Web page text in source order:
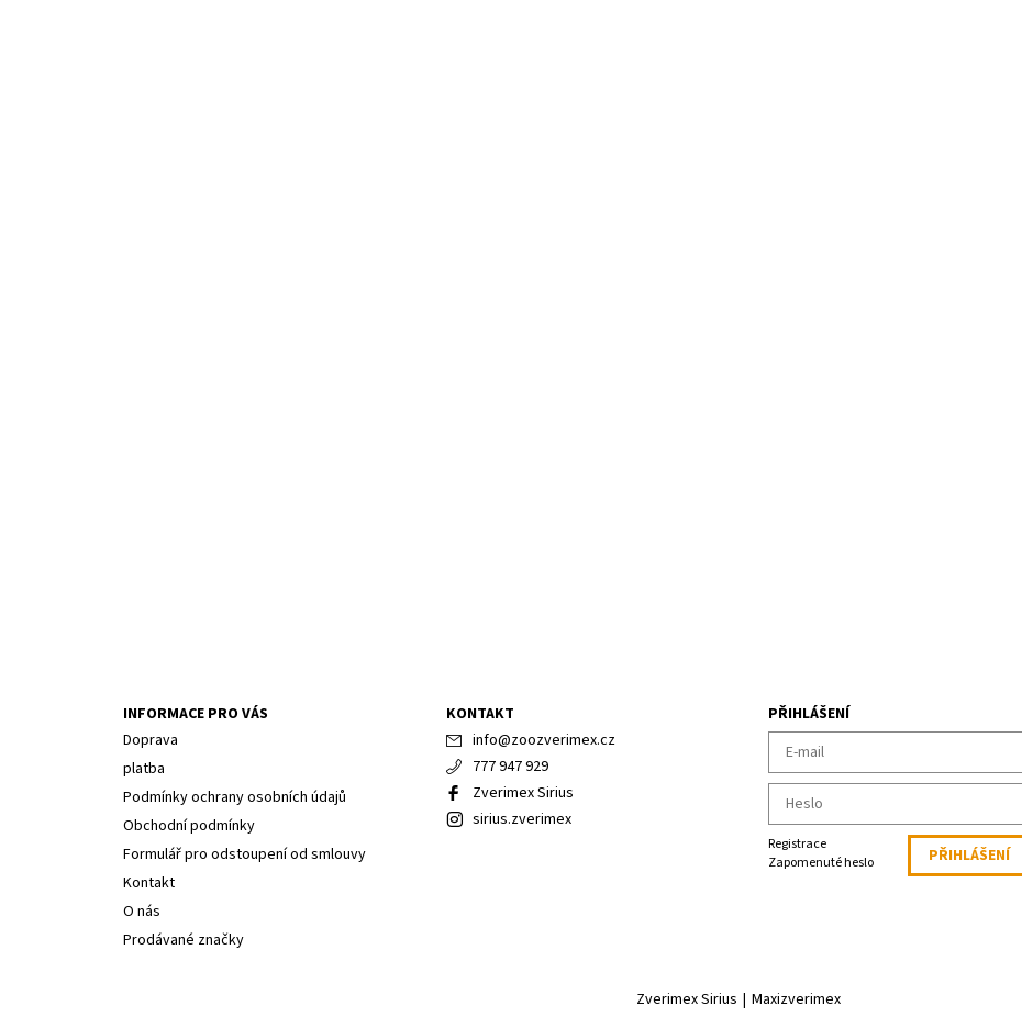
INFORMACE PRO VÁS
Doprava
platba
Podmínky ochrany osobních údajů
Obchodní podmínky
Formulář pro odstoupení od smlouvy
Kontakt
O nás
Prodávané značky
KONTAKT
info@zoozverimex.cz
777 947 929
Zverimex Sirius
sirius.zverimex
PŘIHLÁŠENÍ
Registrace
Zapomenuté heslo
Zverimex Sirius | Maxizverimex